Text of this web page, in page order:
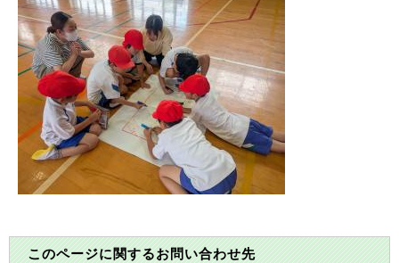
このページに関するお問い合わせ先